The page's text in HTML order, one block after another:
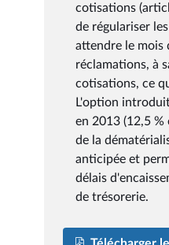
cotisations
de régulariser
attendre le mois
réclamations, à
cotisations, ce
L'option
en 2013 (12,5
de la
anticipée et
délais
de trésorerie.